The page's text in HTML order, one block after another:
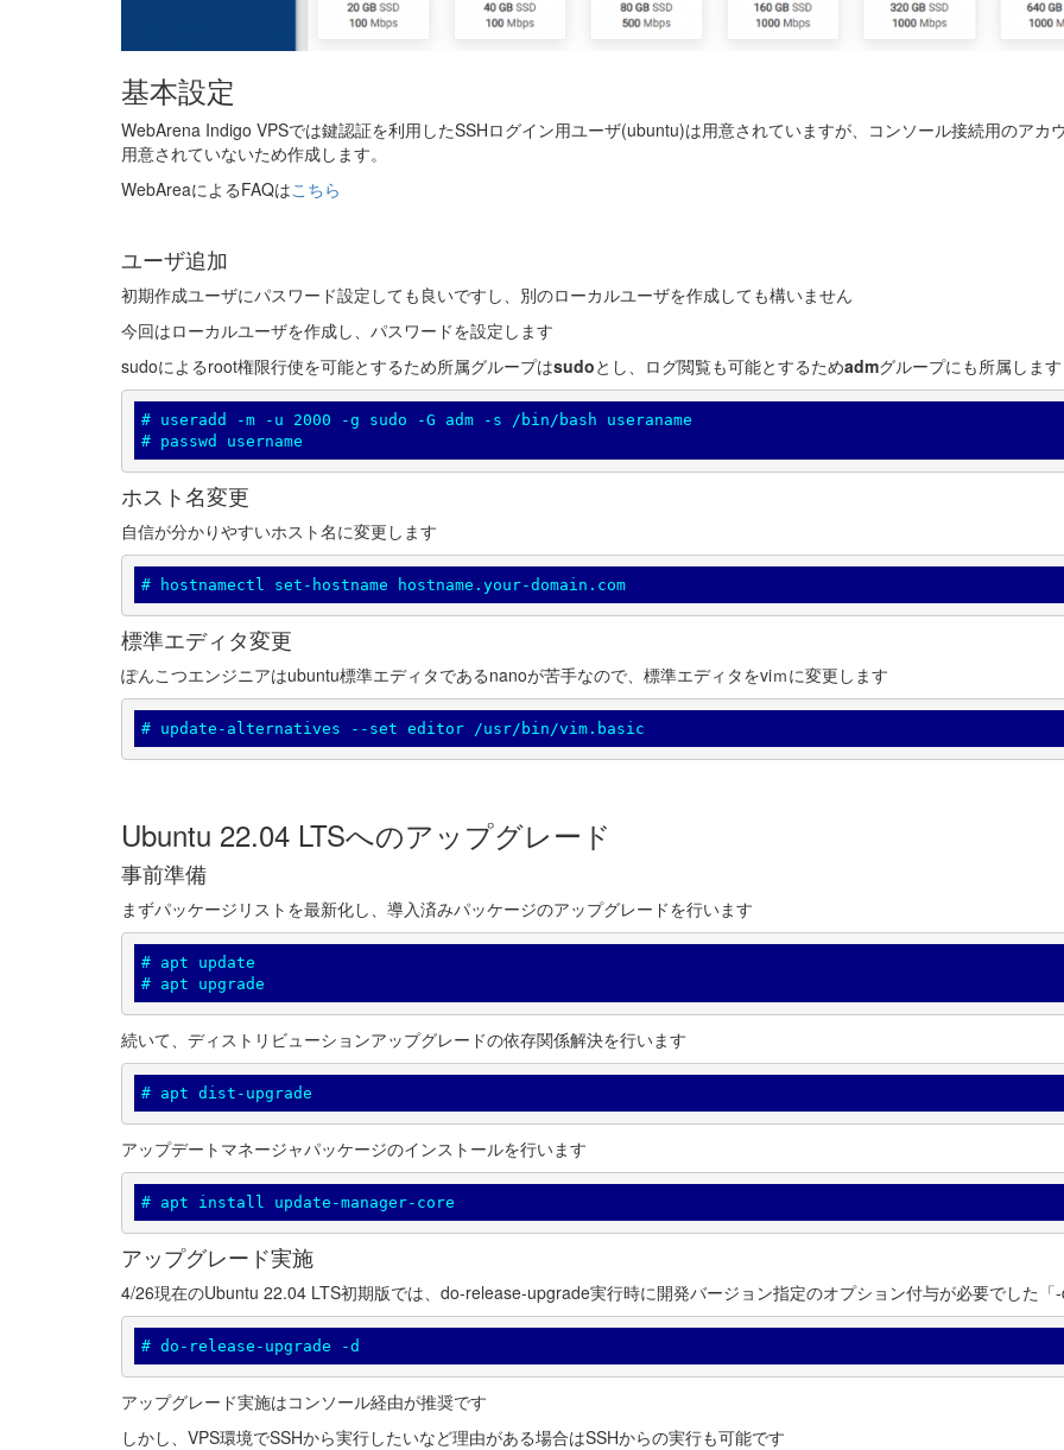
基本設定
WebArena Indigo VPSでは鍵認証を利用したSSHログイン用ユーザ(ubuntu)は用意されていますが、コンソール接続用のアカ
用意されていないため作成します。
WebAreaによるFAQはこちら
ユーザ追加
初期作成ユーザにパスワード設定しても良いですし、別のローカルユーザを作成しても構いません
今回はローカルユーザを作成し、パスワードを設定します
sudoによるroot権限行使を可能とするため所属グループはsudoとし、ログ閲覧も可能とするためadmグループにも所属します
# useradd -m -u 2000 -g sudo -G adm -s /bin/bash useraname
# passwd username
ホスト名変更
自信が分かりやすいホスト名に変更します
# hostnamectl set-hostname hostname.your-domain.com
標準エディタ変更
ぽんこつエンジニアはubuntu標準エディタであるnanoが苦手なので、標準エディタをviｍに変更します
# update-alternatives --set editor /usr/bin/vim.basic
Ubuntu 22.04 LTSへのアップグレード
事前準備
まずパッケージリストを最新化し、導入済みパッケージのアップグレードを行います
# apt update
# apt upgrade
続いて、ディストリビューションアップグレードの依存関係解決を行います
# apt dist-upgrade
アップデートマネージャパッケージのインストールを行います
# apt install update-manager-core
アップグレード実施
4/26現在のUbuntu 22.04 LTS初期版では、do-release-upgrade実行時に開発バージョン指定のオプション付与が必要でした「
# do-release-upgrade -d
アップグレード実施はコンソール経由が推奨です
しかし、VPS環境でSSHから実行したいなど理由がある場合はSSHからの実行も可能です